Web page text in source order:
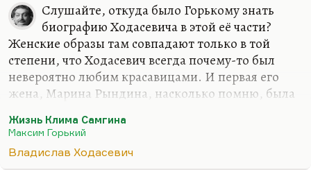
Слушайте, откуда было Горькому знать
биографию Ходасевича в этой её части?
Женские образы там совпадают только в той
степени, что Ходасевич всегда почему-то был
невероятно любим красавицами. И первая его
жена, Марина Рындина, насколько помню, была
Нина Берберова — все они были
очаровательными. И вообще в Ходасевича всегда
влюблялись красавицы. И Самгину тоже всегда
Жизнь Клима Самгина
Максим Горький
Владислав Ходасевич